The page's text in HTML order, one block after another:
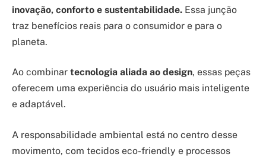
inovação, conforto e sustentabilidade. Essa junção
traz benefícios reais para o consumidor e para o
planeta.
Ao combinar tecnologia aliada ao design, essas peças
oferecem uma experiência do usuário mais inteligente
e adaptável.
A responsabilidade ambiental está no centro desse
movimento, com tecidos eco-friendly e processos